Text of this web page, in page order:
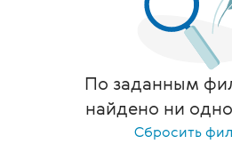
По заданным
найдено ни
Сбросить